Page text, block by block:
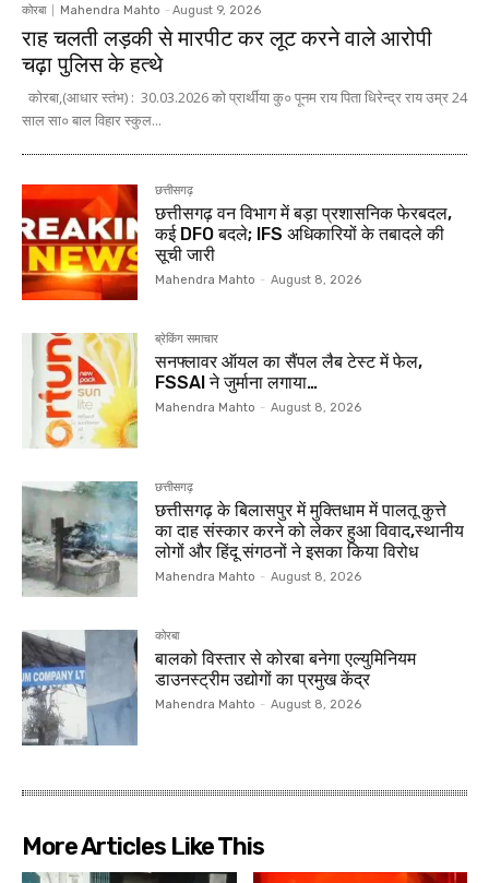
कोरबा Mahendra Mahto - August 9, 2026
राह चलती लड़की से मारपीट कर लूट करने वाले आरोपी
चढ़ा पुलिस के हत्थे
कोरबा,(आधार स्तंभ) : 30.03.2026 को प्रार्थीया कु० पूनम राय पिता धिरेन्द्र राय उम्र 24
साल सा० बाल विहार स्कुल...
छत्तीसगढ़
छत्तीसगढ़ वन विभाग में बड़ा प्रशासनिक फेरबदल,
कई DFO बदले; IFS अधिकारियों के तबादले की
सूची जारी
Mahendra Mahto - August 8, 2026
ब्रेकिंग समाचार
सनफ्लावर ऑयल का सैंपल लैब टेस्ट में फेल,
FSSAI ने जुर्माना लगाया…
Mahendra Mahto - August 8, 2026
छत्तीसगढ़
छत्तीसगढ़ के बिलासपुर में मुक्तिधाम में पालतू कुत्ते
का दाह संस्कार करने को लेकर हुआ विवाद,स्थानीय
लोगों और हिंदू संगठनों ने इसका किया विरोध
Mahendra Mahto - August 8, 2026
कोरबा
बालको विस्तार से कोरबा बनेगा एल्युमिनियम
डाउनस्ट्रीम उद्योगों का प्रमुख केंद्र
Mahendra Mahto - August 8, 2026
More Articles Like This